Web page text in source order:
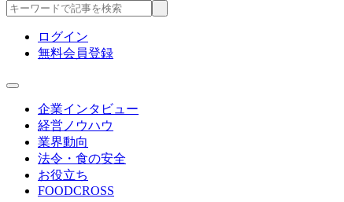
ログイン
無料会員登録
企業インタビュー
経営ノウハウ
業界動向
法令・食の安全
お役立ち
FOODCROSS